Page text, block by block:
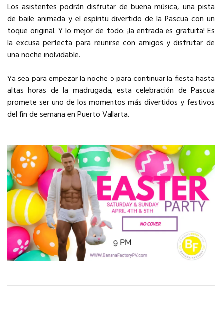
Los asistentes podrán disfrutar de buena música, una pista
de baile animada y el espíritu divertido de la Pascua con un
toque original. Y lo mejor de todo: ¡la entrada es gratuita! Es
la excusa perfecta para reunirse con amigos y disfrutar de
una noche inolvidable.
Ya sea para empezar la noche o para continuar la fiesta hasta
altas horas de la madrugada, esta celebración de Pascua
promete ser uno de los momentos más divertidos y festivos
del fin de semana en Puerto Vallarta.